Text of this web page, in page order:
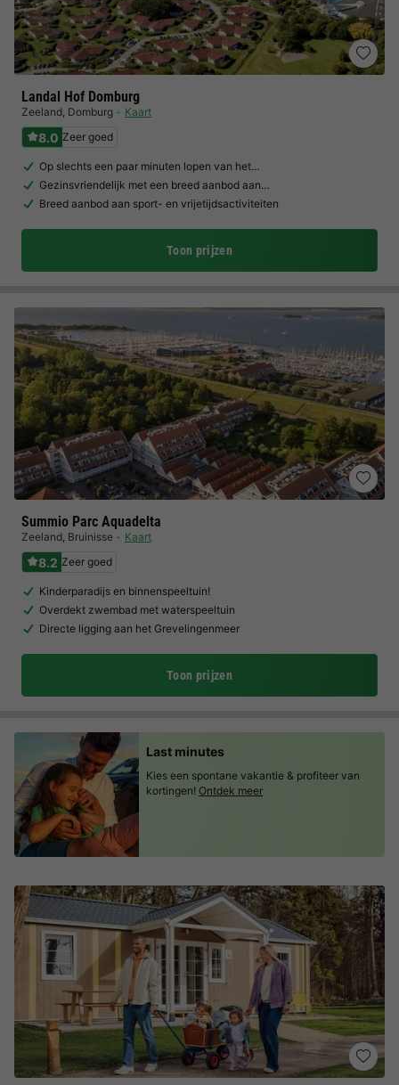
Landal Hof Domburg
Zeeland, Domburg Kaart
8.0 Zeer goed
Op slechts een paar minuten lopen van het…
Gezinsvriendelijk met een breed aanbod aan…
Breed aanbod aan sport- en vrijetijdsactiviteiten
Toon prijzen
Summio Parc Aquadelta
Zeeland, Bruinisse Kaart
8.2 Zeer goed
Kinderparadijs en binnenspeeltuin!
Overdekt zwembad met waterspeeltuin
Directe ligging aan het Grevelingenmeer
Toon prijzen
Last minutes
Kies een spontane vakantie & profiteer van
kortingen! Ontdek meer